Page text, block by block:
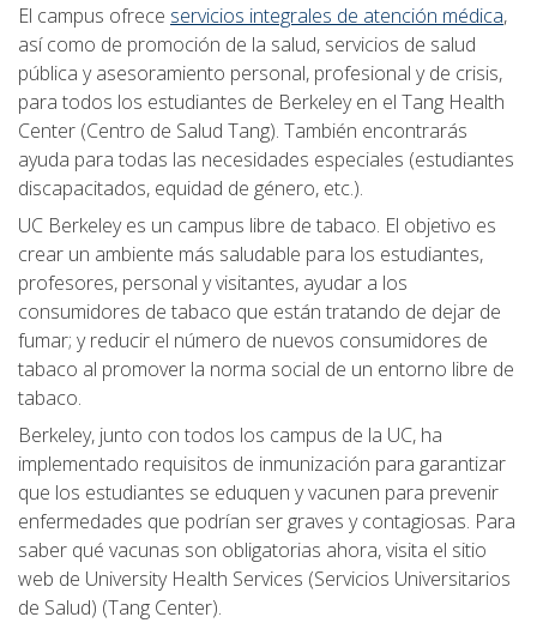
El campus ofrece servicios integrales de atención médica,
así como de promoción de la salud, servicios de salud
pública y asesoramiento personal, profesional y de crisis,
para todos los estudiantes de Berkeley en el Tang Health
Center (Centro de Salud Tang). También encontrarás
ayuda para todas las necesidades especiales (estudiantes
discapacitados, equidad de género, etc.).
UC Berkeley es un campus libre de tabaco. El objetivo es
crear un ambiente más saludable para los estudiantes,
profesores, personal y visitantes, ayudar a los
consumidores de tabaco que están tratando de dejar de
fumar; y reducir el número de nuevos consumidores de
tabaco al promover la norma social de un entorno libre de
tabaco.
Berkeley, junto con todos los campus de la UC, ha
implementado requisitos de inmunización para garantizar
que los estudiantes se eduquen y vacunen para prevenir
enfermedades que podrían ser graves y contagiosas. Para
saber qué vacunas son obligatorias ahora, visita el sitio
web de University Health Services (Servicios Universitarios
de Salud) (Tang Center).